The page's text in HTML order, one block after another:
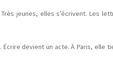
jeunes, elles s’écrivent. Les
devient un acte. À Paris, elle